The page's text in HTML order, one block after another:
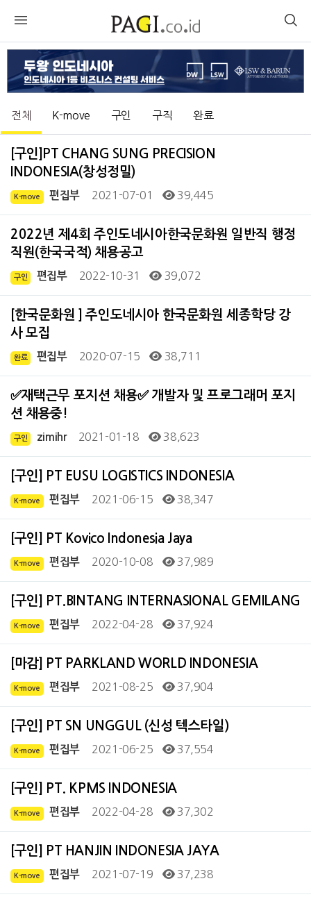
전체 K-move 구인 구직 완료
[구인]PT CHANG SUNG PRECISION
INDONESIA(창성정밀)
K-move 편집부 2021-07-01 39,445
2022년 제4회 주인도네시아한국문화원 일반직 행정
직원(한국국적) 채용공고
구인 편집부 2022-10-31 39,072
[한국문화원 ] 주인도네시아 한국문화원 세종학당 강
사 모집
완료 편집부 2020-07-15 38,711
✅재택근무 포지션 채용✅ 개발자 및 프로그래머 포지
션 채용중!
구인 zimihr 2021-01-18 38,623
[구인] PT EUSU LOGISTICS INDONESIA
K-move 편집부 2021-06-15 38,347
[구인] PT Kovico Indonesia Jaya
K-move 편집부 2020-10-08 37,989
[구인] PT.BINTANG INTERNASIONAL GEMILANG
K-move 편집부 2022-04-28 37,924
[마감] PT PARKLAND WORLD INDONESIA
K-move 편집부 2021-08-25 37,904
[구인] PT SN UNGGUL (신성 텍스타일)
K-move 편집부 2021-06-25 37,554
[구인] PT. KPMS INDONESIA
K-move 편집부 2022-04-28 37,302
[구인] PT HANJIN INDONESIA JAYA
K-move 편집부 2021-07-19 37,238